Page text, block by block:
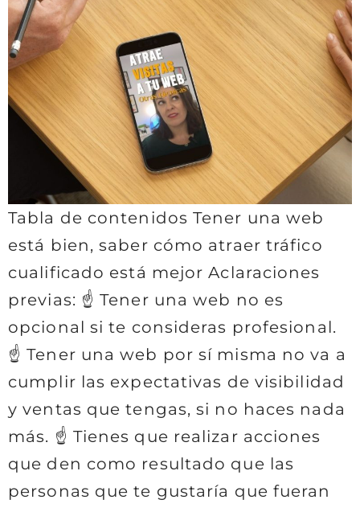
Tabla de contenidos Tener una web
está bien, saber cómo atraer tráfico
cualificado está mejor Aclaraciones
previas: ☝ Tener una web no es
opcional si te consideras profesional.
☝ Tener una web por sí misma no va a
cumplir las expectativas de visibilidad
y ventas que tengas, si no haces nada
más. ☝ Tienes que realizar acciones
que den como resultado que las
personas que te gustaría que fueran